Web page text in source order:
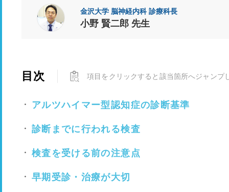
金沢大学 脳神経内科 診療科長
小野 賢二郎 先生
目次 項目をクリックすると該当箇所へジャンプ
アルツハイマー型認知症の診断基準
診断までに行われる検査
検査を受ける前の注意点
早期受診・治療が大切